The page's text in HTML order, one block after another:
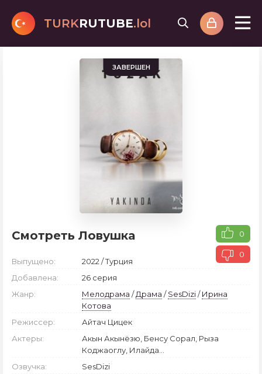
TURKRUTUBE.lol
ЗАВЕРШЕН
Смотреть Ловушка 0
0
Выпущено:
2022 / Турция
Добавлена:
26 серия
Жанр:
Мелодрама /Драма /SesDizi/Ирина
Котова
Режиссер:
Айтач Цицек
Актеры:
Акын Акынёзю, Бенсу Сорал, Рыза
Коджаоглу, Илайда...
Озвучка:
SesDizi